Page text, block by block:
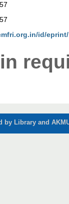
id/eprint/
by Library and